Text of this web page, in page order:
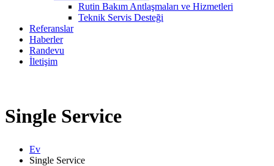
Rutin Bakım Antlaşmaları ve Hizmetleri
Teknik Servis Desteği
Referanslar
Haberler
Randevu
İletişim
Single Service
Ev
Single Service